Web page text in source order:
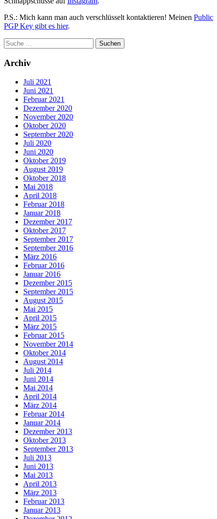
P.S.: Mich kann man auch verschlüsselt kontaktieren! Meinen Public
PGP Key gibt es hier.
Archiv
Juli 2021
Juni 2021
Februar 2021
Dezember 2020
November 2020
Oktober 2020
September 2020
Juli 2020
Juni 2020
Oktober 2019
August 2019
Oktober 2018
Mai 2018
April 2018
Februar 2018
Januar 2018
Dezember 2017
Oktober 2017
September 2017
September 2016
März 2016
Februar 2016
Januar 2016
Dezember 2015
September 2015
August 2015
Mai 2015
April 2015
März 2015
Februar 2015
November 2014
Oktober 2014
August 2014
Juli 2014
Juni 2014
Mai 2014
April 2014
März 2014
Februar 2014
Januar 2014
Dezember 2013
Oktober 2013
September 2013
Juli 2013
Juni 2013
Mai 2013
April 2013
März 2013
Februar 2013
Januar 2013